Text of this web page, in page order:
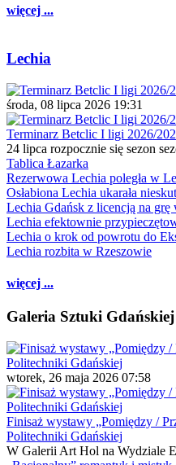
więcej ...
Lechia
środa, 08 lipca 2026 19:31
Terminarz Betclic I ligi 2026/
24 lipca rozpocznie się sezon
Tablica Łazarka
Rezerwowa Lechia poległa w
Osłabiona Lechia ukarała
Lechia Gdańsk z licencją na grę
Lechia efektownie
Lechia o krok od powrotu do
Lechia rozbita w Rzeszowie
więcej ...
Galeria Sztuki Gdańskiej
wtorek, 26 maja 2026 07:58
Finisaż wystawy „Pomiędzy /
Politechniki Gdańskiej
W Galerii Art Hol na Wydziale